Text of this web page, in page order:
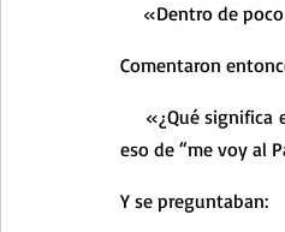
Taller de oración con los
Meditaciones Semana Santa
Vídeos de familia
«Dentro de poco
Comentaron
«¿Qué significa
eso de “me voy al
Y se preguntaban: